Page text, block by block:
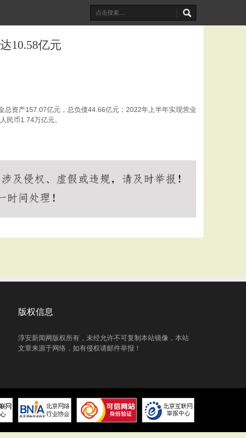
10.58亿元
资产157.07亿元，总负债44.66亿元；2022年上半年实现营业
民币1.74万亿元。
版权信息
淳安新闻网版权所有，未经允许不可复制本站镜像，本站
文章来源于网络，如有侵权请邮件举报！